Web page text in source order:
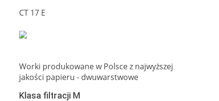
CT 17 E
Worki produkowane w Polsce z najwyższej
jakości papieru - dwuwarstwowe
Klasa filtracji M